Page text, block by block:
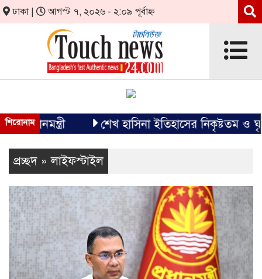
ঢাকা | আগস্ট ৭, ২০২৬ - ২:০৯ পূর্বাহ্ন
শিরোনাম শেখ হাসিনা ইতিহাসের নিকৃষ্টতম ও ঘৃণ্য
প্রচ্ছদ » লাইফস্টাইল